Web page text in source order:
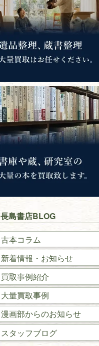
長島書店BLOG
古本コラム
新着情報・お知らせ
買取事例紹介
大量買取事例
漫画部からのお知らせ
スタッフブログ